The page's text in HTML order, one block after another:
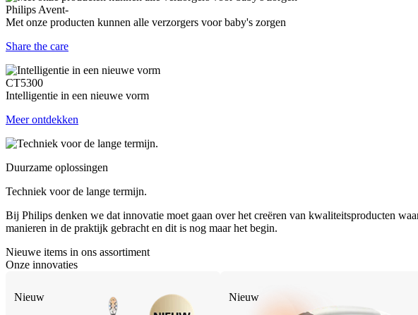
Philips Avent-
Met onze producten kunnen alle verzorgers voor baby's zorgen
Share the care
CT5300
Intelligentie in een nieuwe vorm
Meer ontdekken
Duurzame oplossingen
Techniek voor de lange termijn.
Bij Philips denken we dat innovatie moet gaan over het creëren van kwaliteitsproducten
manieren in de praktijk gebracht en dit is nog maar het begin.
Nieuwe items in ons assortiment
Onze innovaties
Nieuw Nieuw